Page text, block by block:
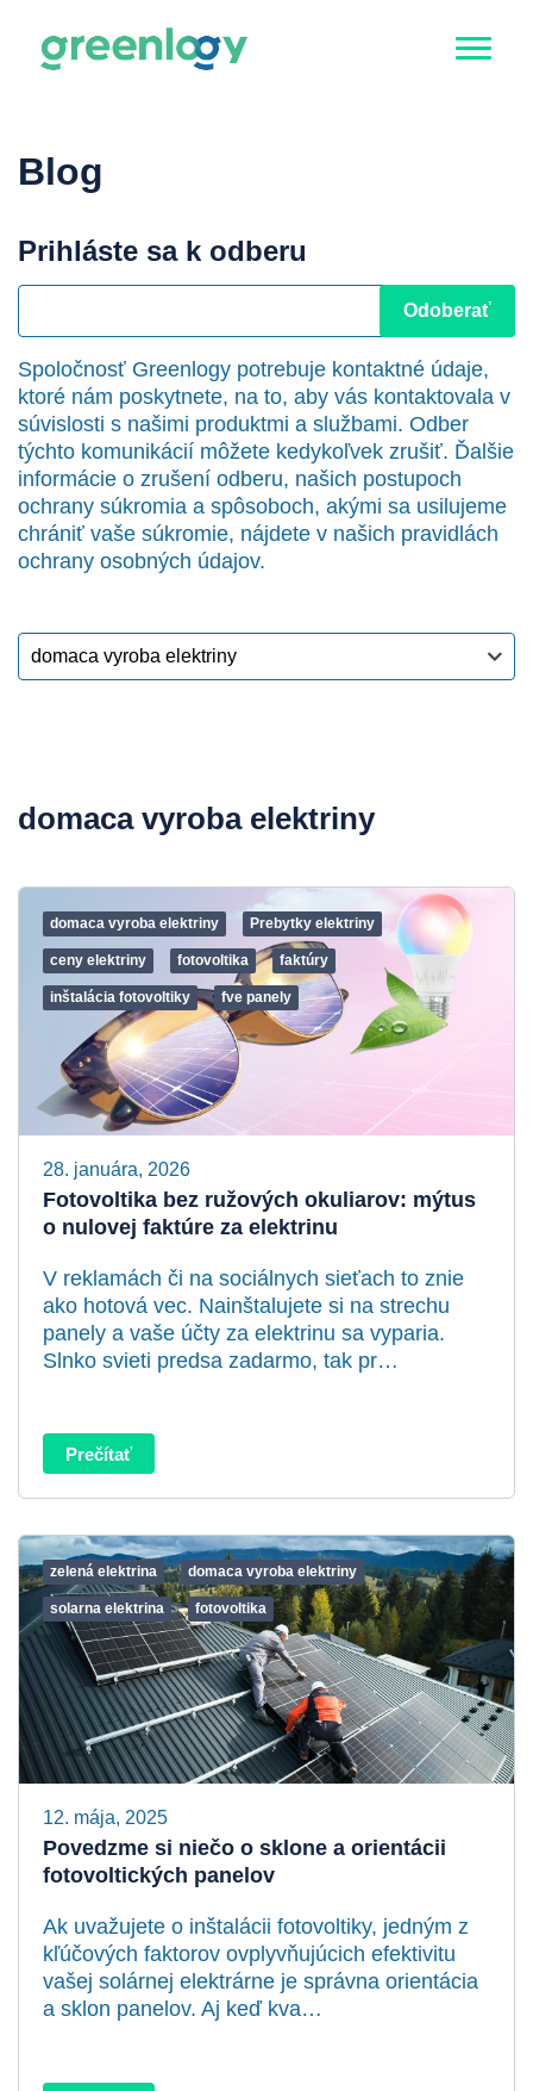
Blog
Prihláste sa k odberu
Spoločnosť Greenlogy potrebuje kontaktné údaje,
ktoré nám poskytnete, na to, aby vás kontaktovala v
súvislosti s našimi produktmi a službami. Odber
týchto komunikácií môžete kedykoľvek zrušiť. Ďalšie
informácie o zrušení odberu, našich postupoch
ochrany súkromia a spôsoboch, akými sa usilujeme
chrániť vaše súkromie, nájdete v našich pravidlách
ochrany osobných údajov.
domaca vyroba elektriny
domaca vyroba elektriny Prebytky elektriny
ceny elektriny fotovoltika faktúry
inštalácia fotovoltiky fve panely
28. januára, 2026
Fotovoltika bez ružových okuliarov: mýtus
o nulovej faktúre za elektrinu
V reklamách či na sociálnych sieťach to znie
ako hotová vec. Nainštalujete si na strechu
panely a vaše účty za elektrinu sa vyparia.
Slnko svieti predsa zadarmo, tak pr…
Prečítať
zelená elektrina domaca vyroba elektriny
solarna elektrina fotovoltika
12. mája, 2025
Povedzme si niečo o sklone a orientácii
fotovoltických panelov
Ak uvažujete o inštalácii fotovoltiky, jedným z
kľúčových faktorov ovplyvňujúcich efektivitu
vašej solárnej elektrárne je správna orientácia
a sklon panelov. Aj keď kva…